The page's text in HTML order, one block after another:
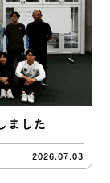
ました
2026.07.03